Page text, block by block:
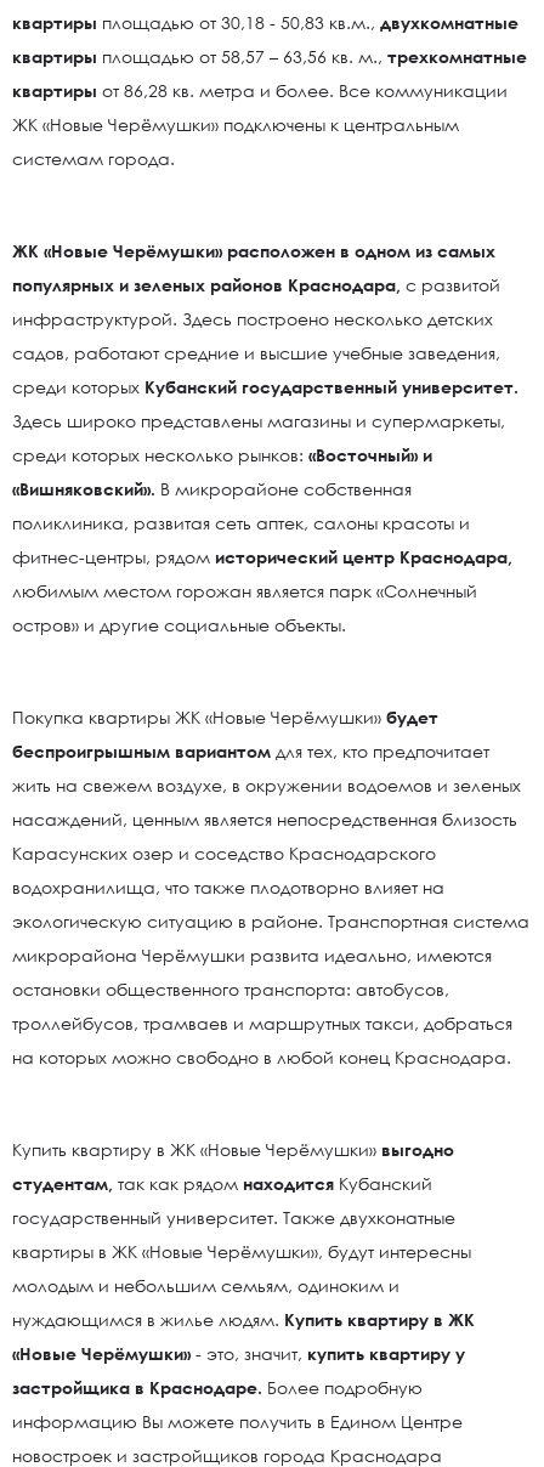
квартиры площадью от 30,18 - 50,83 кв.м., двухкомнатные
квартиры площадью от 58,57 – 63,56 кв. м., трехкомнатные
квартиры от 86,28 кв. метра и более. Все коммуникации
ЖК «Новые Черёмушки» подключены к центральным
системам города.
ЖК «Новые Черёмушки» расположен в одном из самых
популярных и зеленых районов Краснодара, с развитой
инфраструктурой. Здесь построено несколько детских
садов, работают средние и высшие учебные заведения,
среди которых Кубанский государственный университет.
Здесь широко представлены магазины и супермаркеты,
среди которых несколько рынков: «Восточный» и
«Вишняковский». В микрорайоне собственная
поликлиника, развитая сеть аптек, салоны красоты и
фитнес-центры, рядом исторический центр Краснодара,
любимым местом горожан является парк «Солнечный
остров» и другие социальные объекты.
Покупка квартиры ЖК «Новые Черёмушки» будет
беспроигрышным вариантом для тех, кто предпочитает
жить на свежем воздухе, в окружении водоемов и зеленых
насаждений, ценным является непосредственная близость
Карасунских озер и соседство Краснодарского
водохранилища, что также плодотворно влияет на
экологическую ситуацию в районе. Транспортная система
микрорайона Черёмушки развита идеально, имеются
остановки общественного транспорта: автобусов,
троллейбусов, трамваев и маршрутных такси, добраться
на которых можно свободно в любой конец Краснодара.
Купить квартиру в ЖК «Новые Черёмушки» выгодно
студентам, так как рядом находится Кубанский
государственный университет. Также двухконатные
квартиры в ЖК «Новые Черёмушки», будут интересны
молодым и небольшим семьям, одиноким и
нуждающимся в жилье людям. Купить квартиру в ЖК
«Новые Черёмушки»- это, значит, купить квартиру у
застройщика в Краснодаре. Более подробную
информацию Вы можете получить в Едином Центре
новостроек и застройщиков города Краснодара